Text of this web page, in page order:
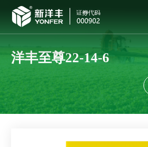
洋丰至尊22-14-6